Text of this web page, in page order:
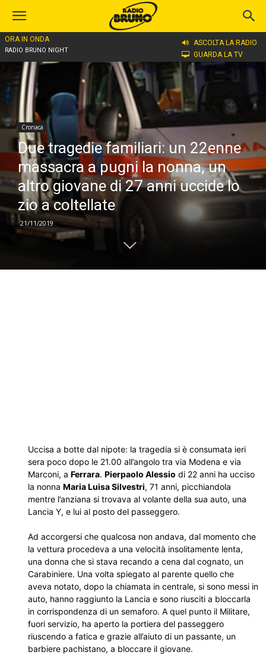
ORA IN ONDA
RADIO BRUNO NIGHT
ASCOLTA LA RADIO
GUARDA LA TV
Home
Cronaca
Due tragedie familiari: un 22enne
massacra a pugni la nonna, un
altro giovane di 27 anni uccide lo
zio a coltellate
21/11/2019
Uccisa a botte dal nipote: la tragedia si è consumata ieri
sera poco dopo le 21.00 all’angolo tra via Modena e via
Marconi, a Ferrara. Pierpaolo Alessio di 22 anni ha ucciso
la nonna Maria Luisa Silvestri, 71 anni, picchiandola
mentre l’anziana si trovava al volante della sua auto, una
Lancia Y, e lui al posto del passeggero.
Ad accorgersi che qualcosa non andava, dal momento che
la vettura procedeva a una velocità insolitamente lenta,
una donna che si stava recando a cena dal cognato, un
Carabiniere. Una volta spiegato al parente quello che
aveva notato, dopo la chiamata in centrale, si sono messi in
auto, hanno raggiunto la Lancia e sono riusciti a bloccarla
in corrispondenza di un semaforo. A quel punto il Militare,
fuori servizio, ha aperto la portiera del passeggero
riuscendo a fatica e grazie all’aiuto di un passante, un
barbiere pachistano, a bloccare il giovane.